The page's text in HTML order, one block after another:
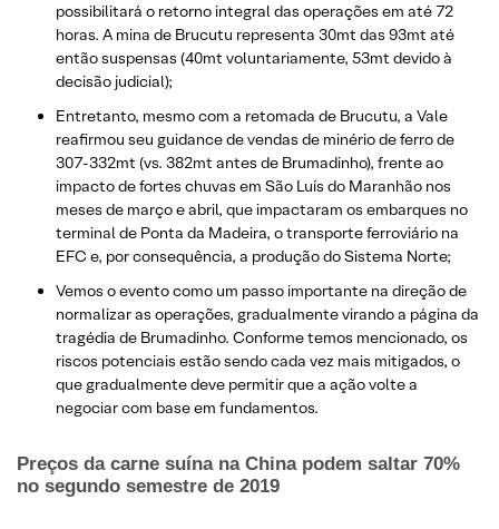
possibilitará o retorno integral das operações em até 72
horas. A mina de Brucutu representa 30mt das 93mt até
então suspensas (40mt voluntariamente, 53mt devido à
decisão judicial);
Entretanto, mesmo com a retomada de Brucutu, a Vale
reafirmou seu guidance de vendas de minério de ferro de
307-332mt (vs. 382mt antes de Brumadinho), frente ao
impacto de fortes chuvas em São Luís do Maranhão nos
meses de março e abril, que impactaram os embarques no
terminal de Ponta da Madeira, o transporte ferroviário na
EFC e, por consequência, a produção do Sistema Norte;
Vemos o evento como um passo importante na direção de
normalizar as operações, gradualmente virando a página da
tragédia de Brumadinho. Conforme temos mencionado, os
riscos potenciais estão sendo cada vez mais mitigados, o
que gradualmente deve permitir que a ação volte a
negociar com base em fundamentos.
Preços da carne suína na China podem saltar 70%
no segundo semestre de 2019